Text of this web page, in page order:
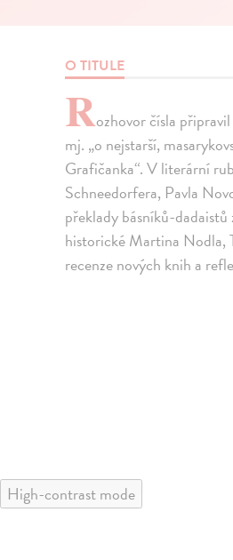
O TITULE
Rozhovor čísla
mj. „o nejstarší,
Grafičanka“. V literární
Schneedorfera, Pavla
překlady básníků-
historické Martina Nodla,
recenze nových knih a
High-contrast mode